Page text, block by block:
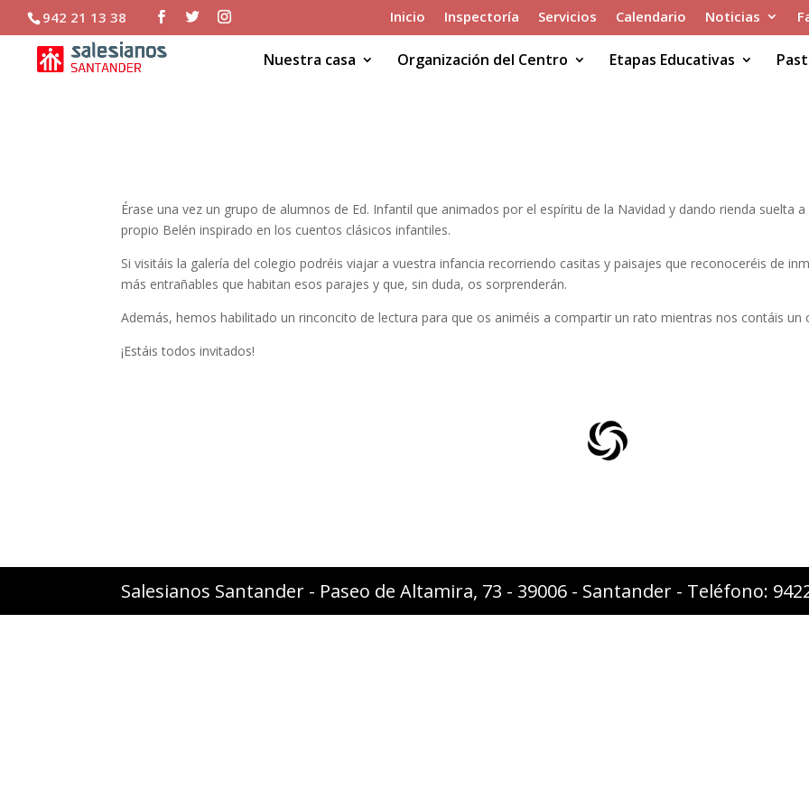
942 21 13 38 Inicio Inspectoría Servicios Calendario Noticias
Nuestra casa Organización del Centro Etapas Educativas
Érase una vez un grupo de alumnos de Ed. Infantil que animados por el espíritu de la Navidad y dando rienda suelta
propio Belén inspirado en los cuentos clásicos infantiles.
Si visitáis la galería del colegio podréis viajar a vuestra infancia recorriendo casitas y paisajes que reconoceréis de
más entrañables que habitan esos parajes y que, sin duda, os sorprenderán.
Además, hemos habilitado un rinconcito de lectura para que os animéis a compartir un rato mientras nos contáis un
¡Estáis todos invitados!
Salesianos Santander - Paseo de Altamira, 73 - 39006 - Santander - Teléfono: